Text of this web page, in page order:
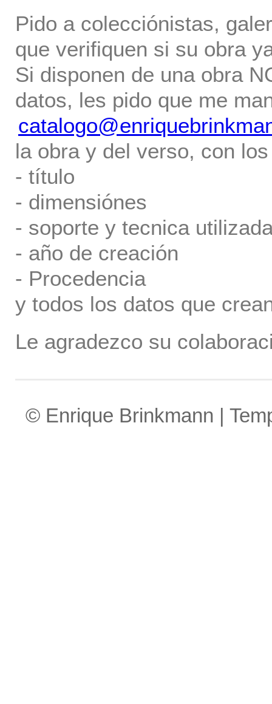
Pido a colecciónistas,
que verifiquen si su obra
Si disponen de una obra
datos, les pido que me
la obra y del verso, con
- título
- dimensiónes
- soporte y tecnica
- año de creación
- Procedencia
y todos los datos que
Le agradezco su
© Enrique Brinkmann |